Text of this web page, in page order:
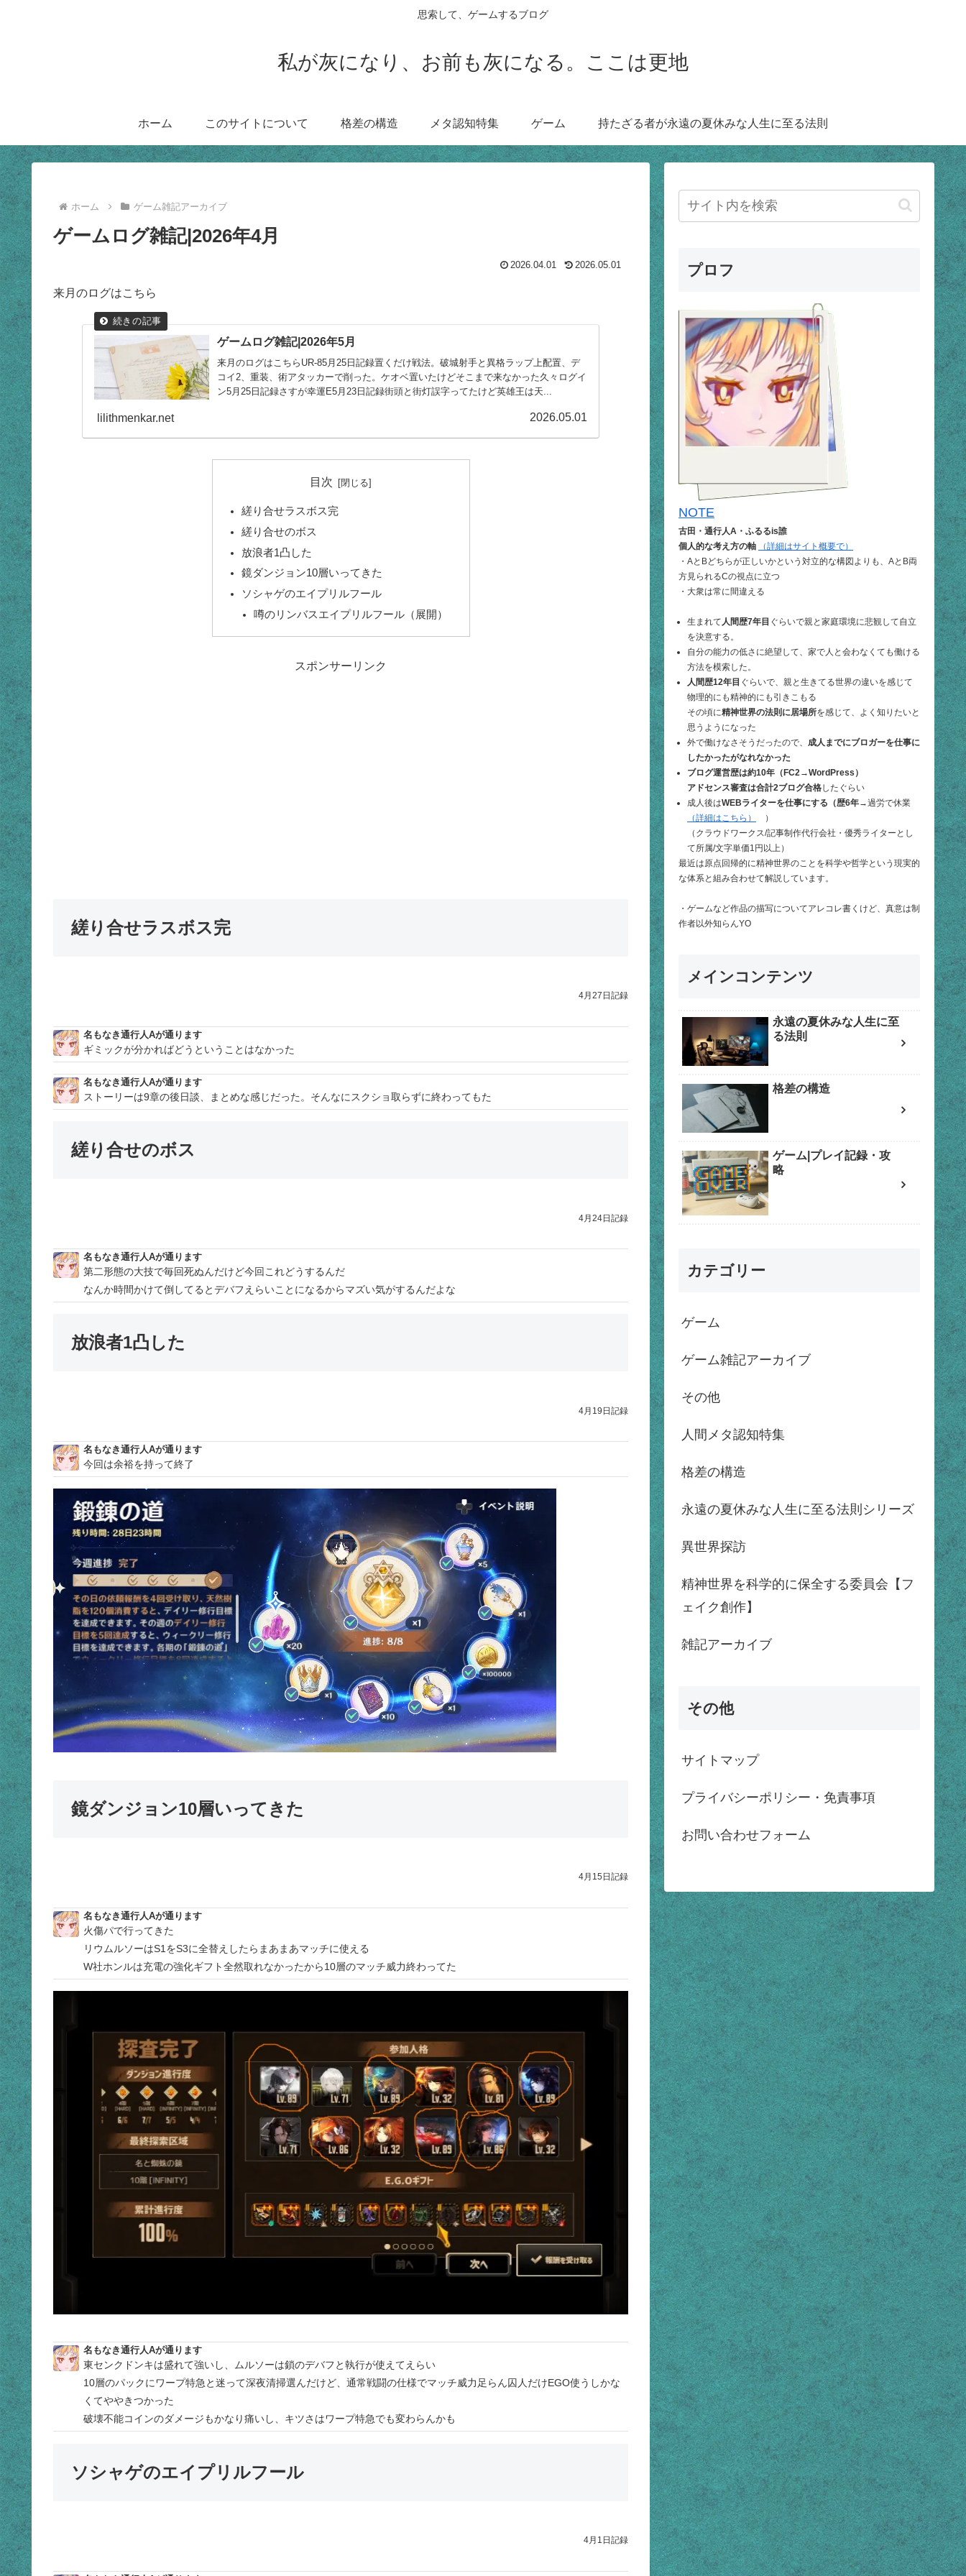
思索して、ゲームするブログ
私が灰になり、お前も灰になる。ここは更地
ホーム このサイトについて 格差の構造 メタ認知特集 ゲーム 持たざる者が永遠の夏休みな人生に至る法則
ホーム ゲーム雑記アーカイブ
ゲームログ雑記|2026年4月
2026.04.01 2026.05.01
来月のログはこちら
ゲームログ雑記|2026年5月
来月のログはこちらUR-85月25日記録置くだけ戦法。破城射手と異格ラップ上配置、デ
コイ2、重装、術アタッカーで削った。ケオベ置いたけどそこまで来なかった久々ログイ
ン5月25日記録さすが幸運E5月23日記録街頭と街灯誤字ってたけど英雄王は天...
lilithmenkar.net 2026.05.01
目次
縒り合せラスボス完
縒り合せのボス
放浪者1凸した
鏡ダンジョン10層いってきた
ソシャゲのエイプリルフール
噂のリンバスエイプリルフール（展開）
スポンサーリンク
縒り合せラスボス完
4月27日記録
名もなき通行人Aが通ります
ギミックが分かればどうということはなかった
名もなき通行人Aが通ります
ストーリーは9章の後日談、まとめな感じだった。そんなにスクショ取らずに終わってもた
縒り合せのボス
4月24日記録
名もなき通行人Aが通ります
第二形態の大技で毎回死ぬんだけど今回これどうするんだ
なんか時間かけて倒してるとデバフえらいことになるからマズい気がするんだよな
放浪者1凸した
4月19日記録
名もなき通行人Aが通ります
今回は余裕を持って終了
鏡ダンジョン10層いってきた
4月15日記録
名もなき通行人Aが通ります
火傷パで行ってきた
リウムルソーはS1をS3に全替えしたらまあまあマッチに使える
W社ホンルは充電の強化ギフト全然取れなかったから10層のマッチ威力終わってた
名もなき通行人Aが通ります
東センクドンキは盛れて強いし、ムルソーは鎖のデバフと執行が使えてえらい
10層のパックにワープ特急と迷って深夜清掃選んだけど、通常戦闘の仕様でマッチ威力足らん囚人だけEGO使うしかな
くてややきつかった
破壊不能コインのダメージもかなり痛いし、キツさはワープ特急でも変わらんかも
ソシャゲのエイプリルフール
4月1日記録
プロフ
NOTE
古田・通行人A・ふるるis誰
個人的な考え方の軸
（詳細はサイト概要で）
・AとBどちらが正しいかという対立的な構図よりも、AとB両
方見られるCの視点に立つ
・大衆は常に間違える
生まれて 人間歴7年目 ぐらいで親と家庭環境に悲観して自立
を決意する。
自分の能力の低さに絶望して、家で人と会わなくても働ける
方法を模索した。
人間歴12年目 ぐらいで、親と生きてる世界の違いを感じて
物理的にも精神的にも引きこもる
その頃に精神世界の法則に居場所を感じて、よく知りたいと
思うようになった
外で働けなさそうだったので、 成人までにブロガーを仕事に
したかったがなれなかった
ブログ運営歴は約10年（FC2→WordPress）
アドセンス審査は合計2ブログ合格したぐらい
成人後はWEBライターを仕事にする（歴6年→過労で休業
（詳細はこちら）
）
（クラウドワークス/記事制作代行会社・優秀ライターとし
て所属/文字単価1円以上）
最近は原点回帰的に精神世界のことを科学や哲学という現実的
な体系と組み合わせて解説しています。
・ゲームなど作品の描写についてアレコレ書くけど、真意は制
作者以外知らんYO
メインコンテンツ
永遠の夏休みな人生に至
る法則
格差の構造
ゲーム|プレイ記録・攻
略
カテゴリー
ゲーム
ゲーム雑記アーカイブ
その他
人間メタ認知特集
格差の構造
永遠の夏休みな人生に至る法則シリーズ
異世界探訪
精神世界を科学的に保全する委員会【フ
ェイク創作】
雑記アーカイブ
その他
サイトマップ
プライバシーポリシー・免責事項
お問い合わせフォーム